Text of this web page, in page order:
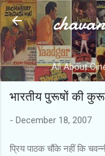
All About
भारतीय पुरूषों की
- December 18, 2007
प्रिय पाठक चौंके नहीं कि